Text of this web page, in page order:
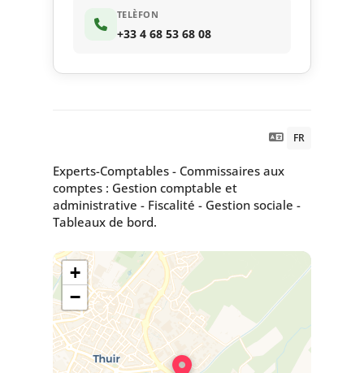
FR
Experts-Comptables - Commissaires aux
comptes : Gestion comptable et
administrative - Fiscalité - Gestion sociale -
Tableaux de bord.
+
−
TELÈFON
+33 4 68 53 68 08